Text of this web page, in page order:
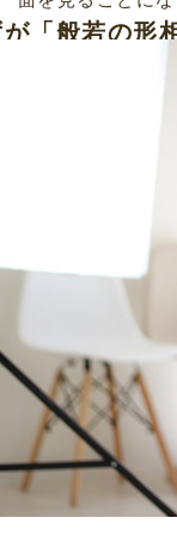
「般若の形